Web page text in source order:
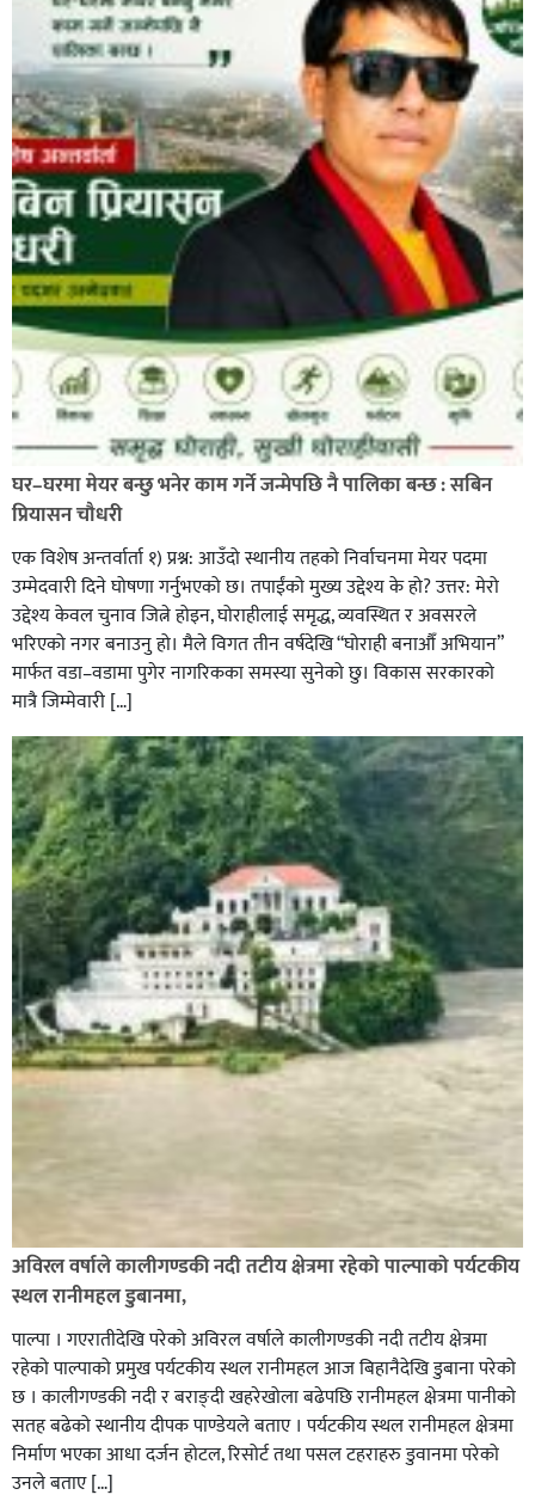
प्रहरी साहयक निरीक्षक कुलबहादुर बिककाे पहलमा खडैचा
प्रहरीले पायाे जग्गाधनी पुर्जा
पत्रकारको प्रेसकार्ड बोकेर हिड्ने लागुऔषध कारोबारमा संलग्न
रहेको आरोपमा ३ जना पक्राउ,
भिक्षा मागेर कारमा घुम्ने बाबाहरूलाई दाङ प्रहरीले पक्राउ,भारत
फर्कने सर्तमा रिहा,
घर–घरमा मेयर बन्छु भनेर काम गर्ने जन्मेपछि नै पालिका बन्छ : सबिन
प्रियासन चौधरी
एक विशेष अन्तर्वार्ता १) प्रश्न: आउँदो स्थानीय तहको निर्वाचनमा मेयर पदमा
उम्मेदवारी दिने घोषणा गर्नुभएको छ। तपाईंको मुख्य उद्देश्य के हो? उत्तर: मेरो
उद्देश्य केवल चुनाव जित्ने होइन, घोराहीलाई समृद्ध, व्यवस्थित र अवसरले
भरिएको नगर बनाउनु हो। मैले विगत तीन वर्षदेखि “घोराही बनाऔँ अभियान”
मार्फत वडा–वडामा पुगेर नागरिकका समस्या सुनेको छु। विकास सरकारको
मात्रै जिम्मेवारी […]
अविरल वर्षाले कालीगण्डकी नदी तटीय क्षेत्रमा रहेको पाल्पाको पर्यटकीय
स्थल रानीमहल डुबानमा,
पाल्पा । गएरातीदेखि परेको अविरल वर्षाले कालीगण्डकी नदी तटीय क्षेत्रमा
रहेको पाल्पाको प्रमुख पर्यटकीय स्थल रानीमहल आज बिहानैदेखि डुबाना परेको
छ । कालीगण्डकी नदी र बराङ्दी खहरेखोला बढेपछि रानीमहल क्षेत्रमा पानीको
सतह बढेको स्थानीय दीपक पाण्डेयले बताए । पर्यटकीय स्थल रानीमहल क्षेत्रमा
निर्माण भएका आधा दर्जन होटल, रिसोर्ट तथा पसल टहराहरु डुवानमा परेको
उनले बताए […]